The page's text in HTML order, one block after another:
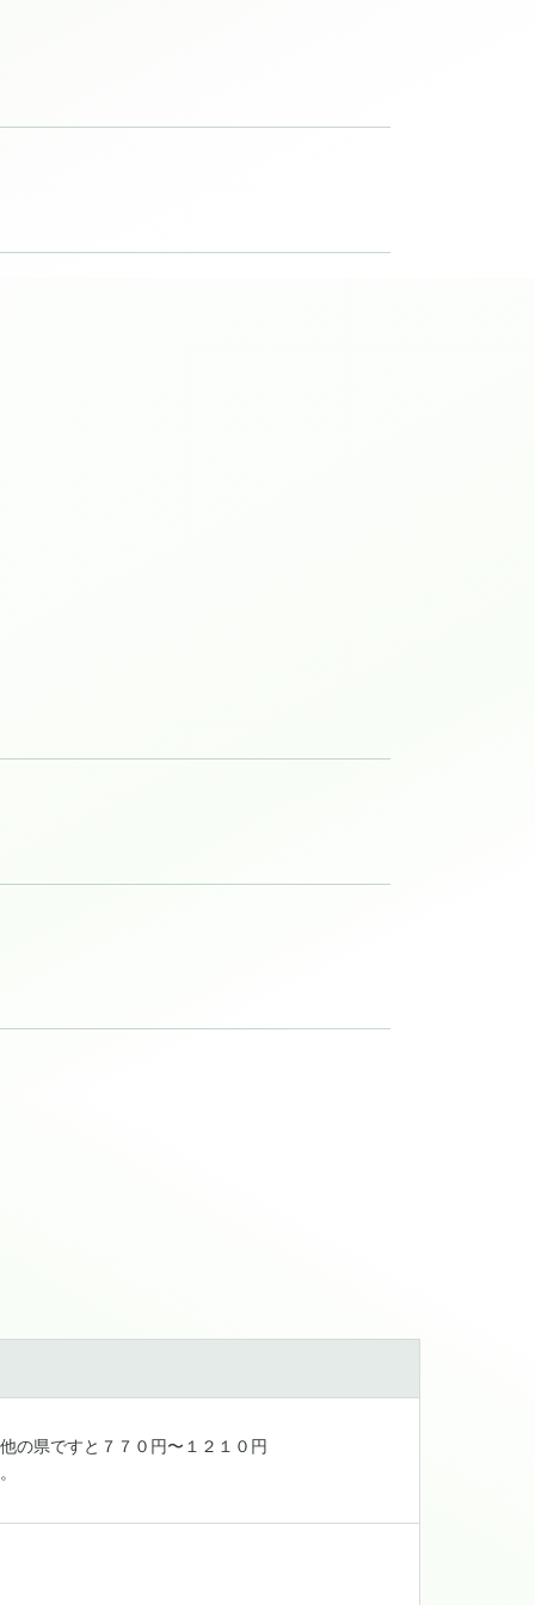
の県ですと７７０円〜１２１０円